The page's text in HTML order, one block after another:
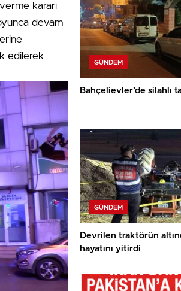
kararı
devam
edilerek
GÜNDEM
Bahçelievler’de silahlı
GÜNDEM
Devrilen traktörün
hayatını yitirdi